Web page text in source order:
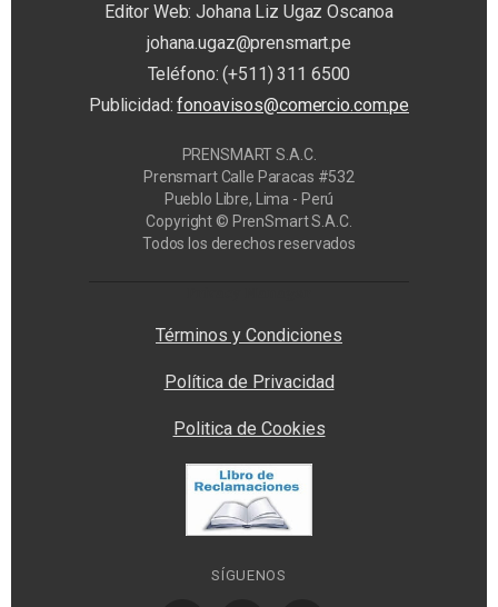
Editor Web: Johana Liz Ugaz Oscanoa
johana.ugaz@prensmart.pe
Teléfono: (+511) 311 6500
Publicidad:fonoavisos@comercio.com.pe
PRENSMART S.A.C.
Prensmart Calle Paracas #532
Pueblo Libre, Lima - Perú
Copyright © PrenSmart S.A.C.
Todos los derechos reservados
Términos y Condiciones
Política de Privacidad
Politica de Cookies
SÍGUENOS